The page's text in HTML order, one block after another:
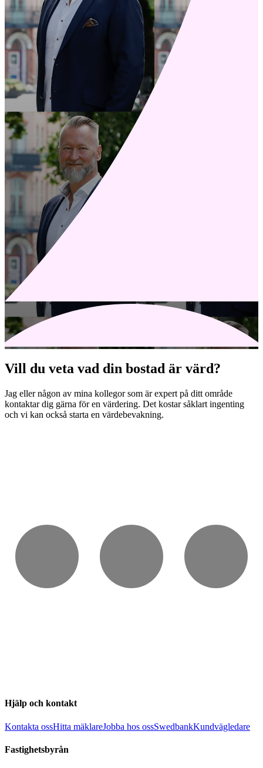
Vill du veta vad din bostad är värd?
Jag eller någon av mina kollegor som är expert på ditt område
kontaktar dig gärna för en värdering. Det kostar såklart ingenting
och vi kan också starta en värdebevakning.
Hjälp och kontakt
Kontakta ossHitta mäklareJobba hos ossSwedbankKundvägledare
Fastighetsbyrån